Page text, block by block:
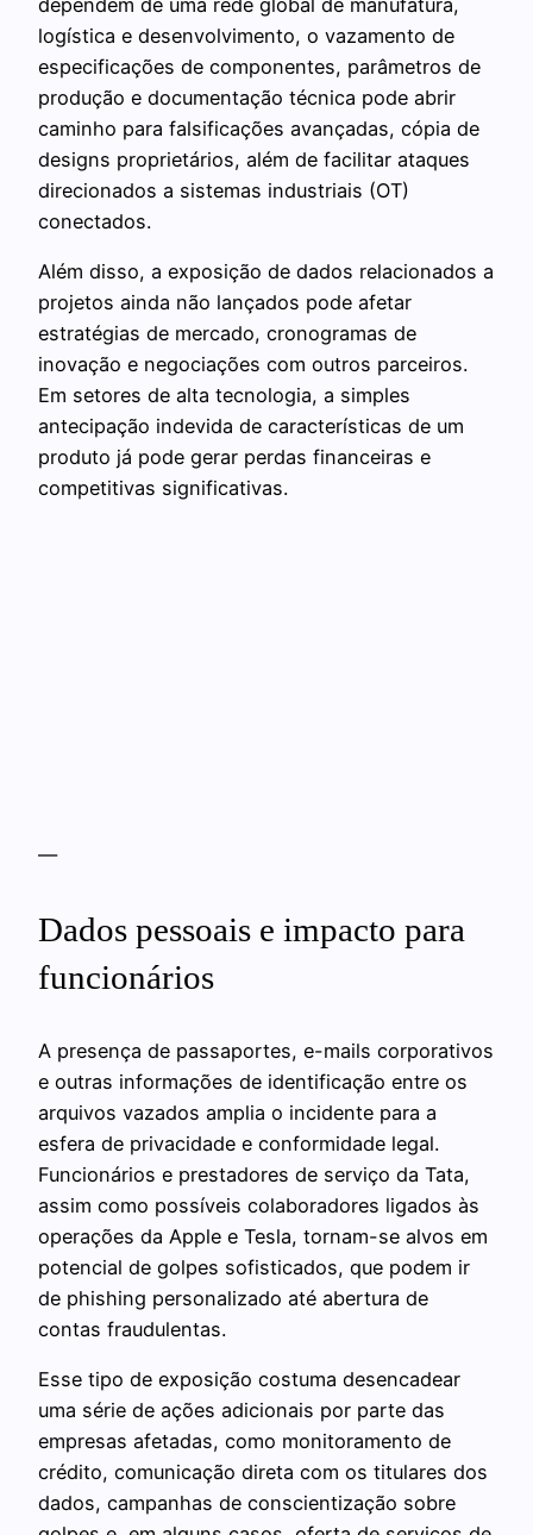
logística e desenvolvimento, o vazamento de
especificações de componentes, parâmetros de
produção e documentação técnica pode abrir
caminho para falsificações avançadas, cópia de
designs proprietários, além de facilitar ataques
direcionados a sistemas industriais (OT)
conectados.
Além disso, a exposição de dados relacionados a
projetos ainda não lançados pode afetar
estratégias de mercado, cronogramas de
inovação e negociações com outros parceiros.
Em setores de alta tecnologia, a simples
antecipação indevida de características de um
produto já pode gerar perdas financeiras e
competitivas significativas.
—
Dados pessoais e impacto para
funcionários
A presença de passaportes, e-mails corporativos
e outras informações de identificação entre os
arquivos vazados amplia o incidente para a
esfera de privacidade e conformidade legal.
Funcionários e prestadores de serviço da Tata,
assim como possíveis colaboradores ligados às
operações da Apple e Tesla, tornam-se alvos em
potencial de golpes sofisticados, que podem ir
de phishing personalizado até abertura de
contas fraudulentas.
Esse tipo de exposição costuma desencadear
uma série de ações adicionais por parte das
empresas afetadas, como monitoramento de
crédito, comunicação direta com os titulares dos
dados, campanhas de conscientização sobre